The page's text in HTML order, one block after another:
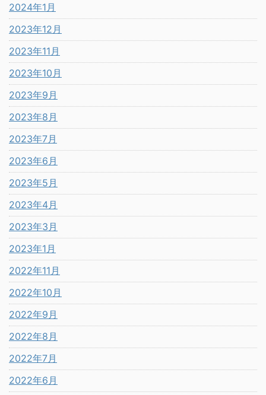
2024年1月
2023年12月
2023年11月
2023年10月
2023年9月
2023年8月
2023年7月
2023年6月
2023年5月
2023年4月
2023年3月
2023年1月
2022年11月
2022年10月
2022年9月
2022年8月
2022年7月
2022年6月